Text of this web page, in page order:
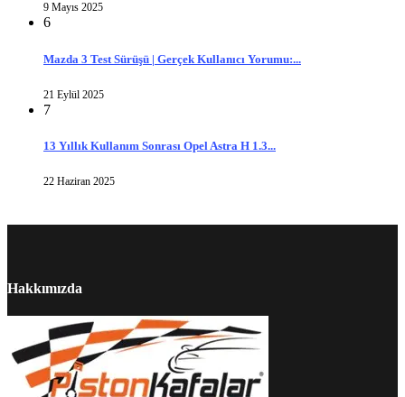
9 Mayıs 2025
6
Mazda 3 Test Sürüşü | Gerçek Kullanıcı Yorumu:...
21 Eylül 2025
7
13 Yıllık Kullanım Sonrası Opel Astra H 1.3...
22 Haziran 2025
Hakkımızda